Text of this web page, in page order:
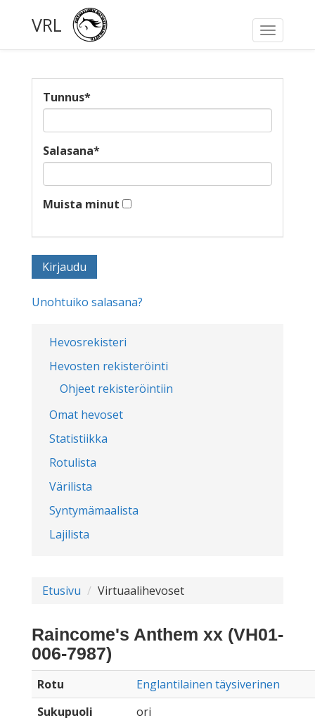
Toggle
VRL
Hevosrekisteri
Hevosten rekisteröinti
Ohjeet rekisteröintiin
Omat hevoset
Statistiikka
Rotulista
Värilista
Syntymämaalista
Lajilista
Tunnus*
Salasana*
Muista minut
Unohtuiko salasana?
Etusivu Virtuaalihevoset
Raincome's Anthem xx (VH01-
006-7987)
Rotu
Englantilainen täysiverinen
Sukupuoli
ori